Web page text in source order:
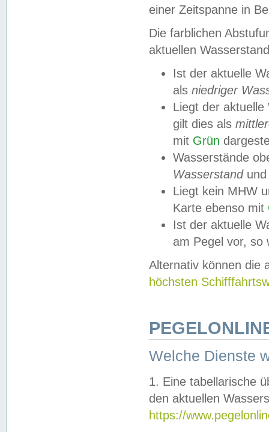
einer Zeitspanne in
Die farblichen
aktuellen
Ist der aktuelle
als niedriger
Liegt der
gilt dies als
mit Grün
Wasserstände
Wasserstandund
Liegt kein MHW
Karte ebenso mit
Ist der aktuelle
am Pegel vor,
Alternativ können die
höchsten
Welche Dienste
1. Eine tabellarische
den aktuellen
https://